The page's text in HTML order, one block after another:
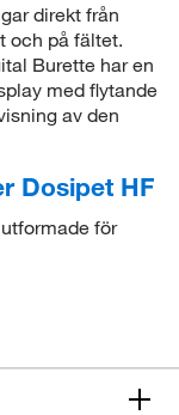
direkt från
och på fältet.
Burette har en
med flytande
av den
Dosipet HF
för